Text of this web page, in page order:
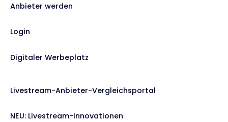
Anbieter werden
Login
Digitaler Werbeplatz
Livestream-Anbieter-Vergleichsportal
NEU: Livestream-Innovationen